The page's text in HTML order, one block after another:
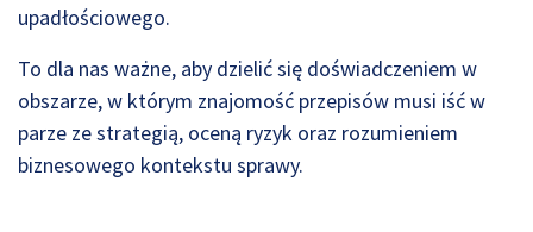
upadłościowego.
To dla nas ważne, aby dzielić się doświadczeniem w
obszarze, w którym znajomość przepisów musi iść w
parze ze strategią, oceną ryzyk oraz rozumieniem
biznesowego kontekstu sprawy.